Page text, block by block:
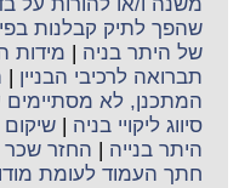
שהפך לתיק קבלנות
של היתר בניה
מידות
תברואה לרכיבי הבניין
המתכנן, לא
סיווג ליקויי בניה |שיקום
היתר בנייה
החזר
חתך העמוד לעומת